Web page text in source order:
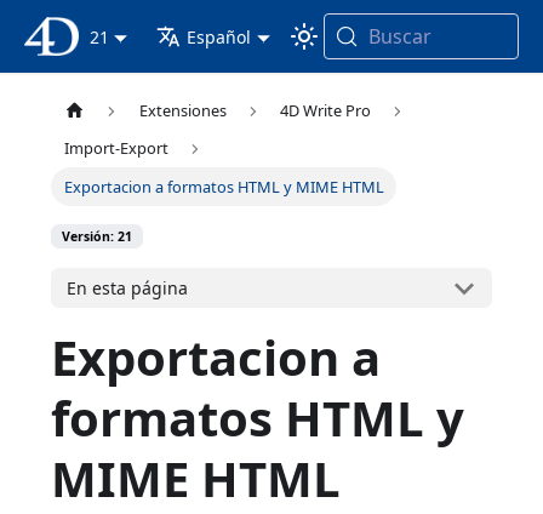
Documentación 4D
21 Español Buscar
Extensiones
4D Write Pro
Import-Export
Exportacion a formatos HTML y MIME HTML
Versión: 21
En esta página
Exportacion a
formatos HTML y
MIME HTML